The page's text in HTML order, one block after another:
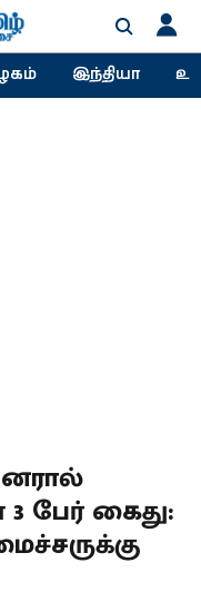
இந்தியா
பேர் கைது: